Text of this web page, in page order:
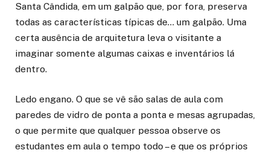
Santa Cândida, em um galpão que, por fora, preserva
todas as características típicas de… um galpão. Uma
certa ausência de arquitetura leva o visitante a
imaginar somente algumas caixas e inventários lá
dentro.
Ledo engano. O que se vê são salas de aula com
paredes de vidro de ponta a ponta e mesas agrupadas,
o que permite que qualquer pessoa observe os
estudantes em aula o tempo todo – e que os próprios